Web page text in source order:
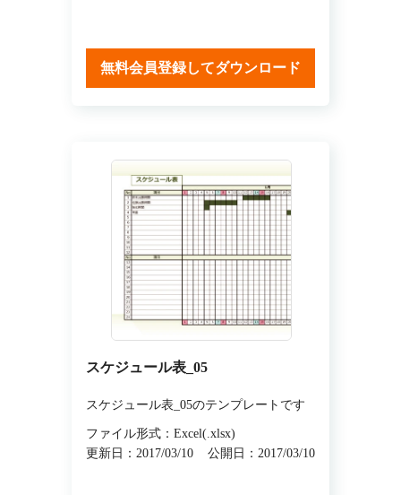
無料会員登録してダウンロード
スケジュール表_05
スケジュール表_05のテンプレートです
ファイル形式：Excel(.xlsx)
更新日：2017/03/10
公開日：2017/03/10